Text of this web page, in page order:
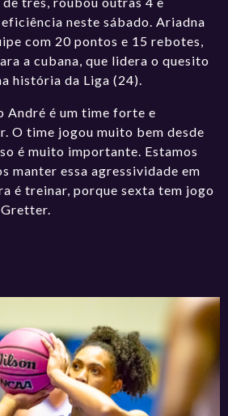
neste sábado. Ariadna
com 20 pontos e 15 rebotes,
a cubana, que lidera o quesito
história da Liga (24).
André é um time forte e
O time jogou muito bem desde
é muito importante. Estamos
manter essa agressividade em
é treinar, porque sexta tem jogo
Gretter.